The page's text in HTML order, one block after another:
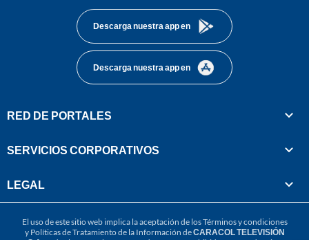
Descarga nuestra app en
Descarga nuestra app en
RED DE PORTALES
SERVICIOS CORPORATIVOS
LEGAL
El uso de este sitio web implica la aceptación de losTérminos y condiciones
y Políticas de Tratamiento de la Información deCARACOL TELEVISIÓN